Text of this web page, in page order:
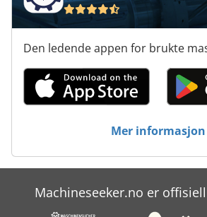
Den ledende appen for brukte
Mer informasjon
Machineseeker.no er